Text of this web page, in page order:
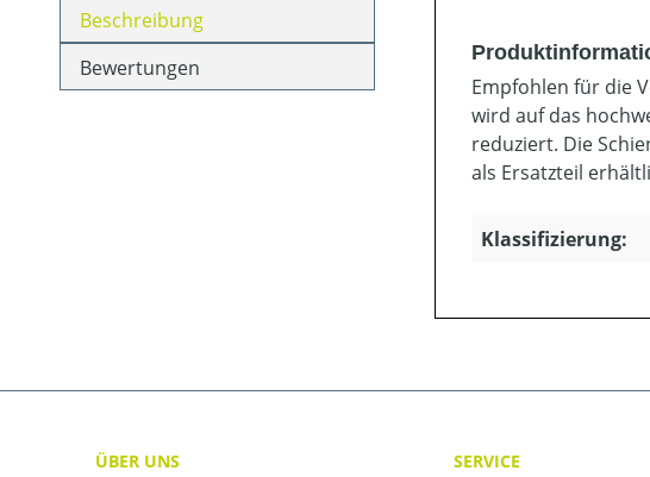
Beschreibung
Bewertungen
Empfohlen für die
wird auf das
reduziert. Die
als Ersatzteil
Klassifizierung:
ÜBER UNS
SERVICE